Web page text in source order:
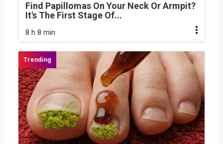
Find Papillomas On Your Neck Or Armpit?
It's The First Stage Of...
8 h 8 min